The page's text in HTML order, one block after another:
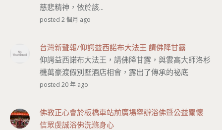
慈悲精神，依於該...
posted 2 個月 ago
台灣新聲報/仰諤益西諾布大法王 請佛降甘露
仰諤益西諾布大法王，請佛降甘露，與雲高大師洛杉
機萬豪渡假別墅酒店相會，露出了傳承的祕底
posted 20 年 ago
佛教正心會於板橋車站前廣場舉辦浴佛暨公益關懷
信眾虔誠浴佛洗滌身心